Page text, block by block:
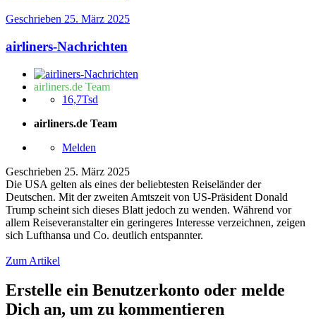
Geschrieben 25. März 2025
airliners-Nachrichten
airliners.de Team
16,7Tsd
airliners.de Team
Melden
Geschrieben 25. März 2025
Die USA gelten als eines der beliebtesten Reiseländer der
Deutschen. Mit der zweiten Amtszeit von US-Präsident Donald
Trump scheint sich dieses Blatt jedoch zu wenden. Während vor
allem Reiseveranstalter ein geringeres Interesse verzeichnen, zeigen
sich Lufthansa und Co. deutlich entspannter.
Zum Artikel
Erstelle ein Benutzerkonto oder melde
Dich an, um zu kommentieren